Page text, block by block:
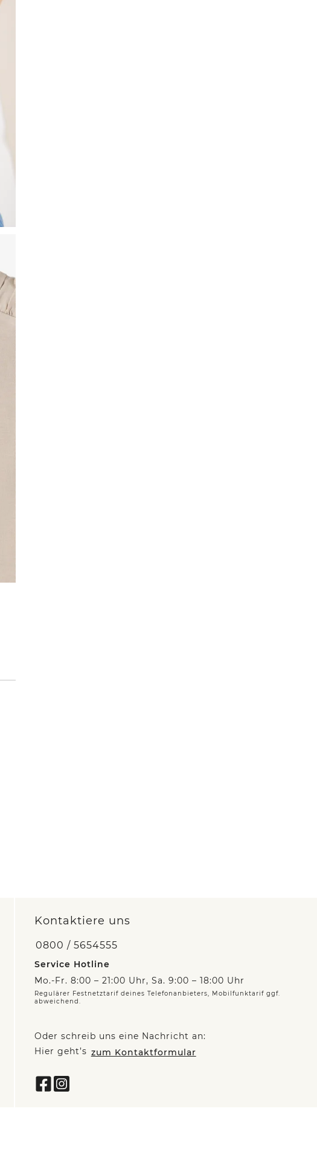
Kontaktiere uns
0800 / 5654555
Service Hotline
Mo.-Fr. 8:00 – 21:00 Uhr, Sa. 9:00 – 18:00 Uhr
Regulärer Festnetztarif deines Telefonanbieters, Mobilfunktarif ggf.
abweichend.
Oder schreib uns eine Nachricht an:
Hier geht’s zum Kontaktformular